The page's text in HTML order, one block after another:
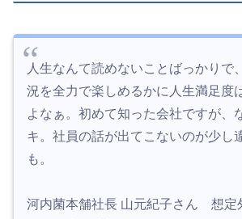
人生なんて読めないことばっかりで
況を全力で楽しめるかに人生満足度
よなぁ。初めて知った会社ですが、
キ。社員の話が出てこないのが少し
も。
河内菌本舗社長 山元紀子さん 想定